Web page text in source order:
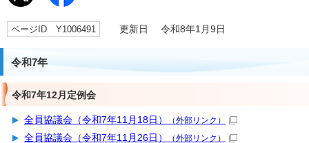
ページID Y1006491 更新日 令和8年1月9日
令和7年
令和7年12月定例会
全員協議会（令和7年11月18日） （外部リンク）
全員協議会（令和7年11月26日） （外部リンク）